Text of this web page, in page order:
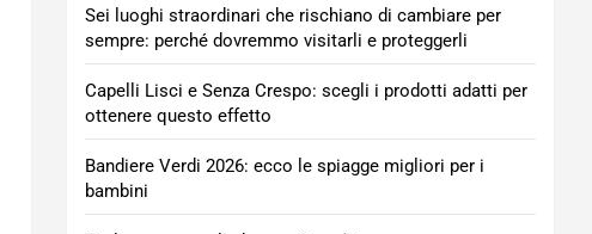
Sei luoghi straordinari che rischiano di cambiare per
sempre: perché dovremmo visitarli e proteggerli
Capelli Lisci e Senza Crespo: scegli i prodotti adatti per
ottenere questo effetto
Bandiere Verdi 2026: ecco le spiagge migliori per i
bambini